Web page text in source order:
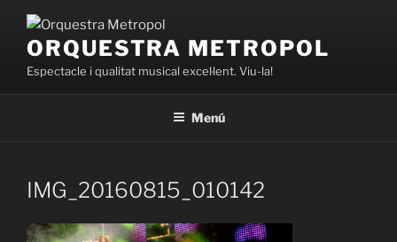
contingut
ORQUESTRA METROPOL
Espectacle i qualitat musical excel·lent. Viu-la!
Menú
IMG_20160815_010142